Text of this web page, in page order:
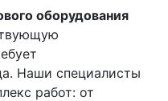
оборудования
Наши специалисты
работ: от